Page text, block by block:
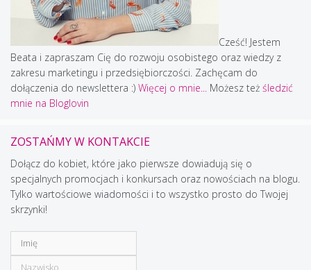
Cześć! Jestem
Beata i zapraszam Cię do rozwoju osobistego oraz wiedzy z
zakresu marketingu i przedsiębiorczości. Zachęcam do
dołączenia do newslettera :) Więcej o mnie... Możesz też śledzić
mnie na Bloglovin
ZOSTAŃMY W KONTAKCIE
Dołącz do kobiet, które jako pierwsze dowiadują się o
specjalnych promocjach i konkursach oraz nowościach na blogu.
Tylko wartościowe wiadomości i to wszystko prosto do Twojej
skrzynki!